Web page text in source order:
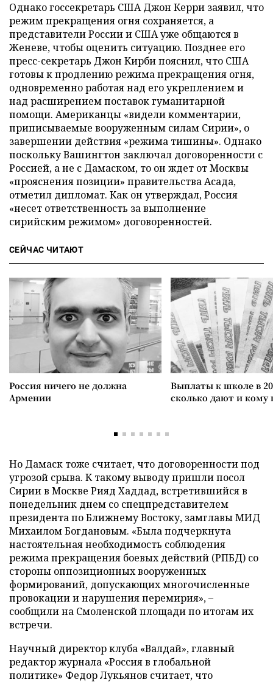
Однако госсекретарь США Джон Керри заявил, что
режим прекращения огня сохраняется, а
представители России и США уже общаются в
Женеве, чтобы оценить ситуацию. Позднее его
пресс-секретарь Джон Кирби пояснил, что США
готовы к продлению режима прекращения огня,
одновременно работая над его укреплением и
над расширением поставок гуманитарной
помощи. Американцы «видели комментарии,
приписываемые вооруженным силам Сирии», о
завершении действия «режима тишины». Однако
поскольку Вашингтон заключал договоренности с
Россией, а не с Дамаском, то он ждет от Москвы
«прояснения позиции» правительства Асада,
отметил дипломат. Как он утверждал, Россия
«несет ответственность за выполнение
сирийским режимом» договоренностей.
СЕЙЧАС ЧИТАЮТ
Россия ничего не должна
Армении
Выплаты к школе в
сколько дают и
Но Дамаск тоже считает, что договоренности под
угрозой срыва. К такому выводу пришли посол
Сирии в Москве Рияд Хаддад, встретившийся в
понедельник днем со спецпредставителем
президента по Ближнему Востоку, замглавы МИД
Михаилом Богдановым. «Была подчеркнута
настоятельная необходимость соблюдения
режима прекращения боевых действий (РПБД) со
стороны оппозиционных вооруженных
формирований, допускающих многочисленные
провокации и нарушения перемирия», –
сообщили на Смоленской площади по итогам их
встречи.
Научный директор клуба «Валдай», главный
редактор журнала «Россия в глобальной
политике» Федор Лукьянов считает, что